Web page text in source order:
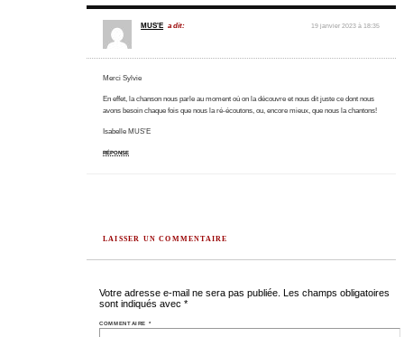
MUS'E a dit: 19 janvier 2023 à 18:35
Merci Sylvie
En effet, la chanson nous parle au moment où on la découvre et nous dit juste ce dont nous
avons besoin chaque fois que nous la ré-écoutons, ou, encore mieux, que nous la chantons!
Isabelle MUS’E
RÉPONSE
LAISSER UN COMMENTAIRE
Votre adresse e-mail ne sera pas publiée. Les champs obligatoires
sont indiqués avec*
COMMENTAIRE *